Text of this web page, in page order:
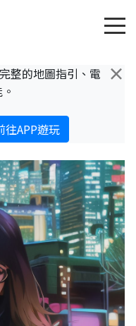
×
整的地圖指引、電
往APP遊玩